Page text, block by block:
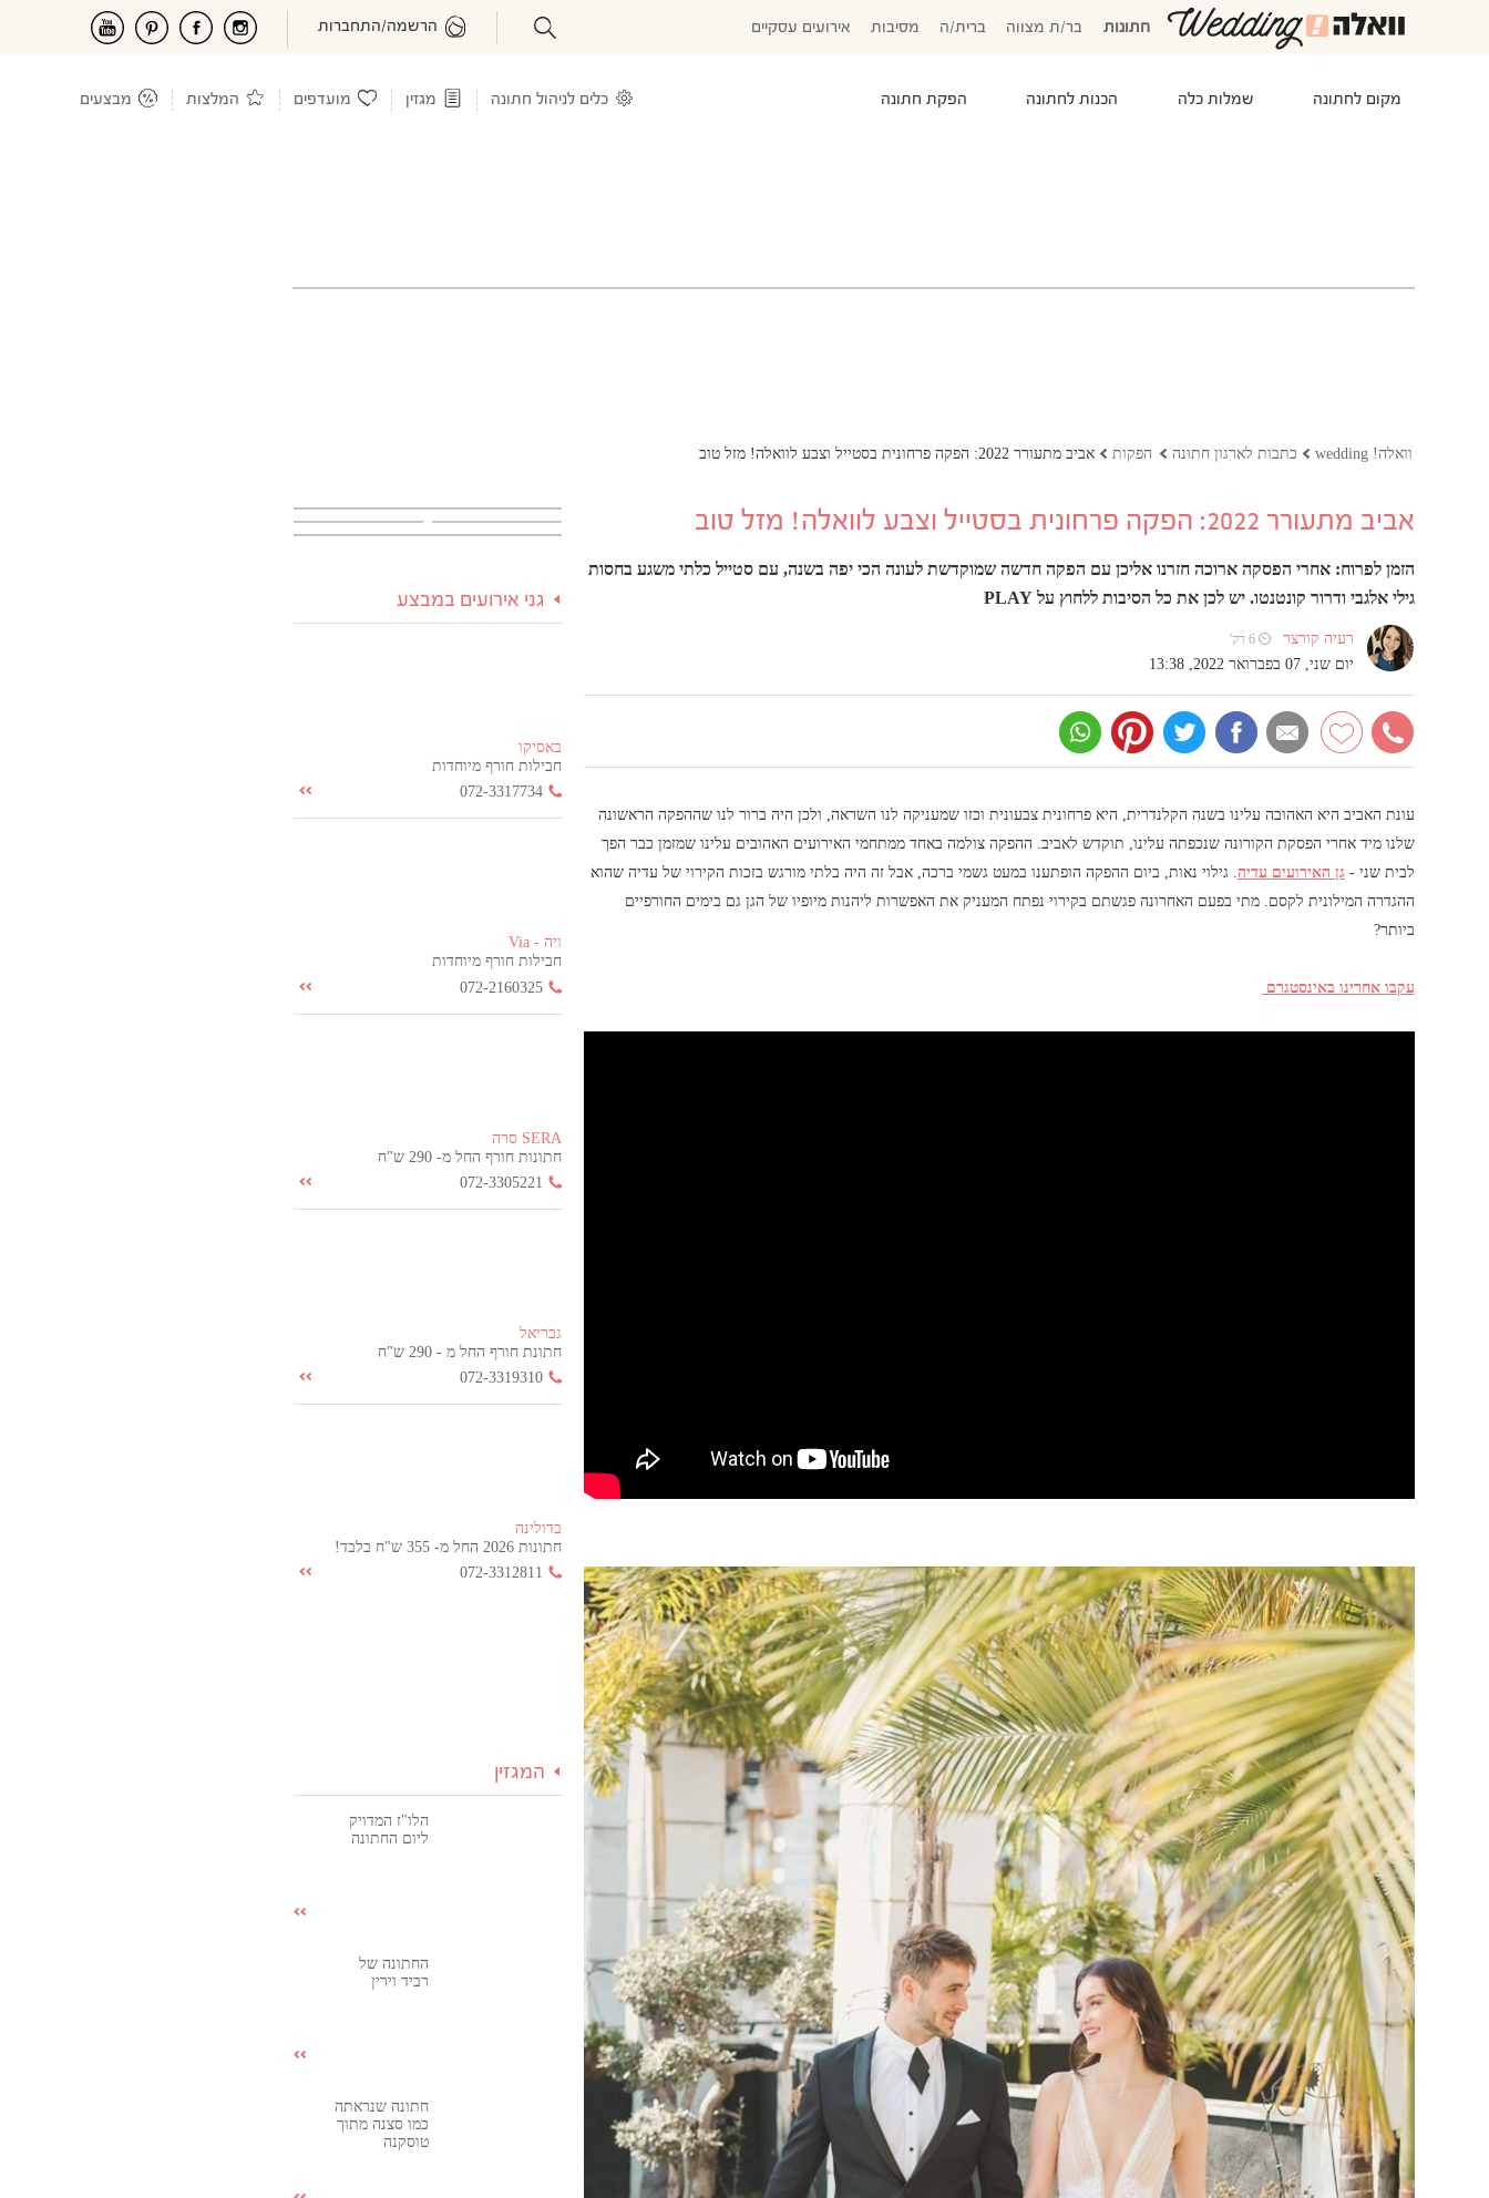
חתונות בר/ת מצווה ברית/ה מסיבות אירועים עסקיים הרשמה/התחברות
מקום לחתונה שמלות כלה הכנות לחתונה הפקת חתונה כלים לניהול חתונה מגזין מועדפים המלצות מבצעים
וואלה! wedding כתבות לארגון חתונה הפקות אביב מתעורר 2022: הפקה פרחונית בסטייל וצבע לוואלה! מזל טוב
אביב מתעורר 2022: הפקה פרחונית בסטייל וצבע לוואלה! מזל טוב
הזמן לפרוח: אחרי הפסקה ארוכה חזרנו אליכן עם הפקה חדשה שמוקדשת לעונה הכי יפה בשנה, עם סטייל כלתי משגע בחסות
גילי אלגבי ודרור קונטנטו. יש לכן את כל הסיבות ללחוץ על PLAY
רעיה קורצר ⏲ 6 דק'
יום שני, 07 בפברואר 2022, 13:38
עונת האביב היא האהובה עלינו בשנה הקלנדרית, היא פרחונית צבעונית וכזו שמעניקה לנו השראה, ולכן היה ברור לנו שההפקה הראשונה
שלנו מיד אחרי הפסקת הקורונה שנכפתה עלינו, תוקדש לאביב. ההפקה צולמה באחד ממתחמי האירועים האהובים עלינו שמזמן כבר הפך
לבית שני - גן האירועים עדיה. גילוי נאות, ביום ההפקה הופתענו במעט גשמי ברכה, אבל זה היה בלתי מורגש בזכות הקירוי של עדיה שהוא
ההגדרה המילונית לקסם. מתי בפעם האחרונה פגשתם בקירוי נפתח המעניק את האפשרות ליהנות מיופיו של הגן גם בימים החורפיים
ביותר?
עקבו אחרינו באינסטגרם
גני אירועים במבצע
באסיקו
חבילות חורף מיוחדות
072-3317734
ויה - Via
חבילות חורף מיוחדות
072-2160325
SERA סרה
חתונות חורף החל מ- 290 ש"ח
072-3305221
גבריאל
חתונת חורף החל מ - 290 ש"ח
072-3319310
בדולינה
חתונות 2026 החל מ- 355 ש"ח בלבד!
072-3312811
המגזין
הלו"ז המדויק
ליום החתונה
החתונה של
רביד וירין
חתונה שנראתה
כמו סצנה מתוך
טוסקנה